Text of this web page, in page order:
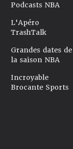
Podcasts NBA
L'Apéro
TrashTalk
Grandes dates de
la saison NBA
Incroyable
Brocante Sports